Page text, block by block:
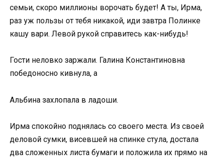
семьи, скоро миллионы ворочать будет! А ты, Ирма,
раз уж пользы от тебя никакой, иди завтра Полинке
кашу вари. Левой рукой справитесь как-нибудь!
Гости неловко заржали. Галина Константиновна
победоносно кивнула, а
Альбина захлопала в ладоши.
Ирма спокойно поднялась со своего места. Из своей
деловой сумки, висевшей на спинке стула, достала
два сложенных листа бумаги и положила их прямо на